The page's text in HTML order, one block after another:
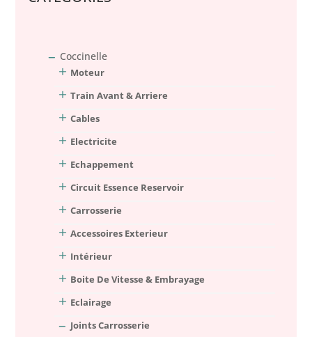
Coccinelle
Moteur
Train Avant & Arriere
Cables
Electricite
Echappement
Circuit Essence Reservoir
Carrosserie
Accessoires Exterieur
Intérieur
Boite De Vitesse & Embrayage
Eclairage
Joints Carrosserie